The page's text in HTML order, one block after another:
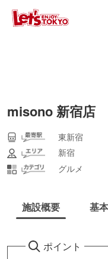
misono 新宿店
東新宿
新宿
グルメ
施設概要 基
ポイント